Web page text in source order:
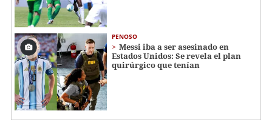
PENOSO
Messi iba a ser asesinado en
Estados Unidos: Se revela el plan
quirúrgico que tenían